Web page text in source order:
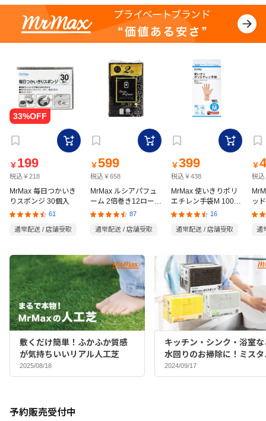
￥ 199
税込￥218
MrMax 毎日つかいき
りスポンジ 30個入
61
通常配送 / 店舗受取
￥599
税込￥658
MrMax ルシアパフュ
ーム 2倍巻き12ロール
ダブル
87
通常配送 / 店舗受取
￥399
税込￥438
MrMax 使いきりポリ
エチレン手袋M 100枚
入
16
通常配送 / 店舗受取
￥
税込
ッ
の
通
敷くだけ簡単！ふかふか質感
が気持ちいいリアル人工芝
2025/08/18
キッチン・シンク・浴室な
水回りのお掃除に！ミスタ
マックスバイヤーおすすめ
ポンジ♪
2024/09/17
予約販売受付中